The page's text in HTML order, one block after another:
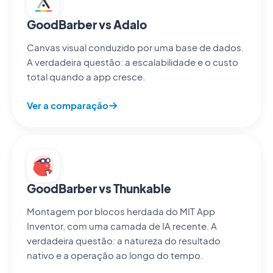
Emergent
App full-
stack
gerada
Rork
React
Native
Geração de apps
Bolt.new
código que
programadores
GoodBarber vs Adalo
Canvas visual conduzido por uma base de dados.
A verdadeira questão: a escalabilidade e o custo
total quando a app cresce.
Ver a comparação
GoodBarber vs Thunkable
Montagem por blocos herdada do MIT App
Inventor, com uma camada de IA recente. A
verdadeira questão: a natureza do resultado
nativo e a operação ao longo do tempo.